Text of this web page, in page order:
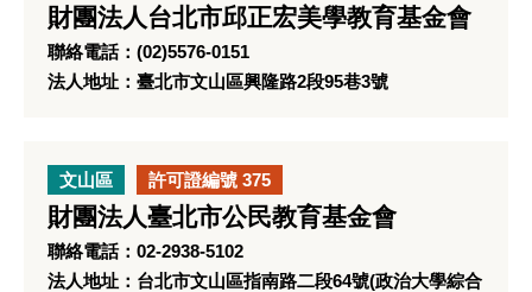
財團法人台北市邱正宏美學教育基金會
聯絡電話：(02)5576-0151
法人地址：臺北市文山區興隆路2段95巷3號
文山區 許可證編號 375
財團法人臺北市公民教育基金會
聯絡電話：02-2938-5102
法人地址：台北市文山區指南路二段64號(政治大學綜合